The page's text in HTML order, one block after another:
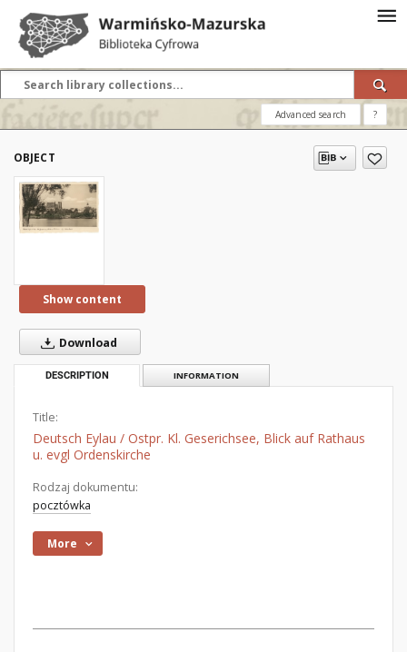
Advanced search ?
OBJECT
Show content
Download
DESCRIPTION INFORMATION
Title:
Deutsch Eylau / Ostpr. Kl. Geserichsee, Blick auf Rathaus
u. evgl Ordenskirche
Rodzaj dokumentu:
pocztówka
More